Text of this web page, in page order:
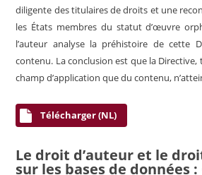
diligente des titulaires de droits et une
les États membres du statut d’œuvre
l’auteur analyse la préhistoire de cette
contenu. La conclusion est que la
champ d’application que du contenu,
Télécharger (NL)
Le droit d’auteur et le
sur les bases de données